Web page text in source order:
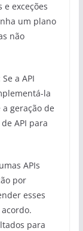
exceções
um plano
não
Se a API
la
geração de
API para
APIs
por
esses
para